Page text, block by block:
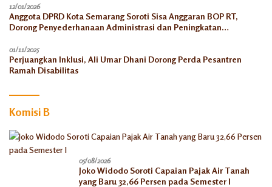
12/01/2026
Anggota DPRD Kota Semarang Soroti Sisa Anggaran BOP RT,
Dorong Penyederhanaan Administrasi dan Peningkatan
01/11/2025
Perjuangkan Inklusi, Ali Umar Dhani Dorong Perda Pesantren
Ramah Disabilitas
Komisi B
05/08/2026
Joko Widodo Soroti Capaian Pajak Air Tanah
yang Baru 32,66 Persen pada Semester I